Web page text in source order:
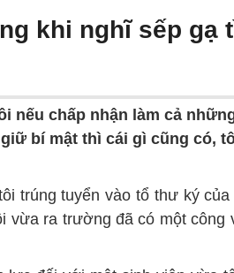
khi nghĩ sếp gạ
nếu chấp nhận làm cả
bí mật thì cái gì cũng có,
trúng tuyển vào tổ thư ký
vừa ra trường đã có một